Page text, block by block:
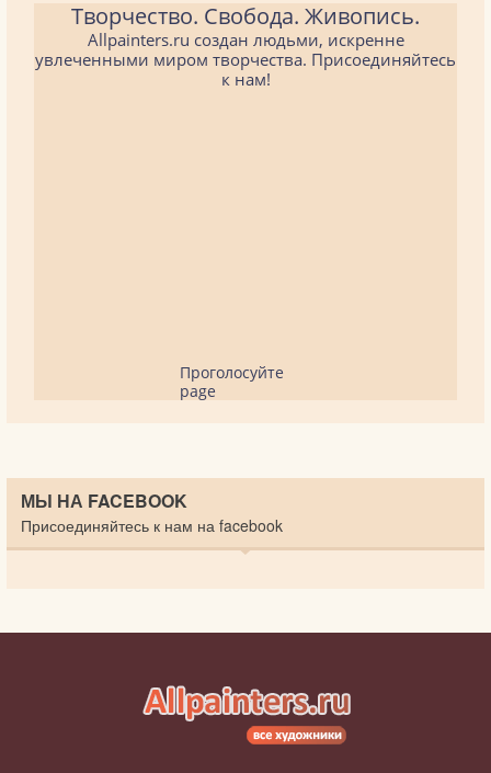
Творчество. Свобода. Живопись.
Allpainters.ru создан людьми, искренне
увлеченными миром творчества. Присоединяйтесь
к нам!
Проголосуйте
page
МЫ НА FACEBOOK
Присоединяйтесь к нам на facebook